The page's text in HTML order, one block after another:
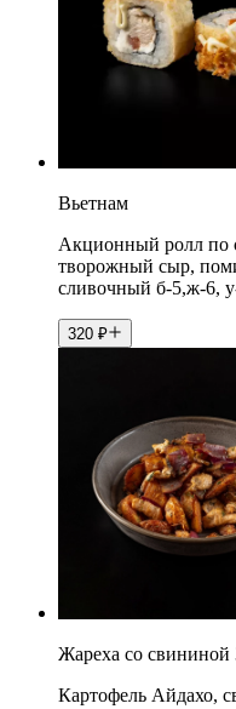
Вьетнам
Акционный ролл по
творожный сыр,
сливочный б-5,ж-6,
320 ₽
Жареха со свининой
Картофель Айдахо,